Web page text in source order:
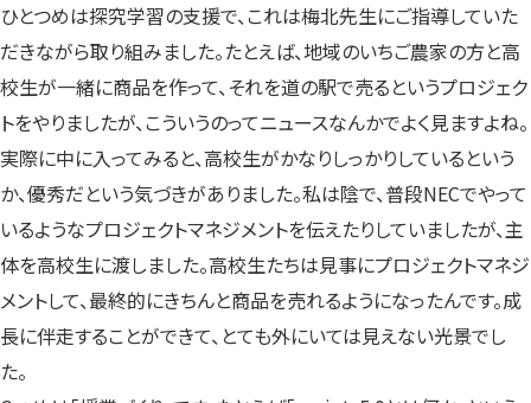
ひとつめは探究学習の支援で、これは梅北先生にご指導していた
だきながら取り組みました。たとえば、地域のいちご農家の方と高
校生が一緒に商品を作って、それを道の駅で売るというプロジェク
トをやりましたが、こういうのってニュースなんかでよく見ますよね。
実際に中に入ってみると、高校生がかなりしっかりしているという
か、優秀だという気づきがありました。私は陰で、普段NECでやって
いるようなプロジェクトマネジメントを伝えたりしていましたが、主
体を高校生に渡しました。高校生たちは見事にプロジェクトマネジ
メントして、最終的にきちんと商品を売れるようになったんです。成
長に伴走することができて、とても外にいては見えない光景でし
た。